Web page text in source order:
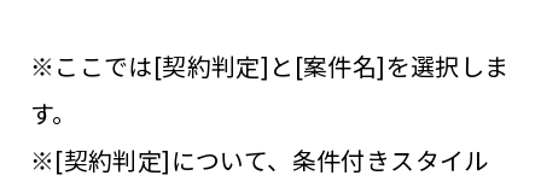
※ここでは[契約判定]と[案件名]を選択しま
す。
※[契約判定]について、条件付きスタイル